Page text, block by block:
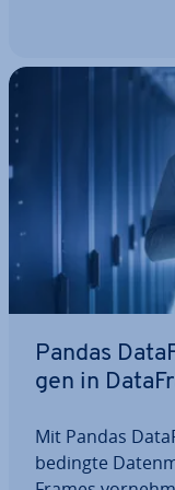
Pandas
gen in
Mit Pandas
bedingte